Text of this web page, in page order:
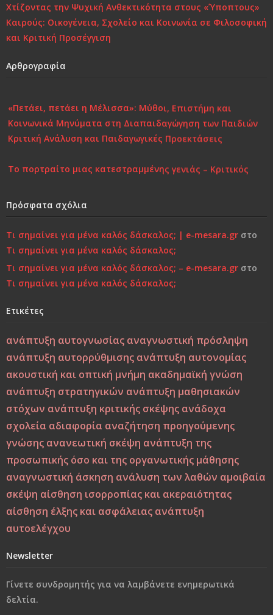
Χτίζοντας την Ψυχική Ανθεκτικότητα στους «Ύποπτους»
Καιρούς: Οικογένεια, Σχολείο και Κοινωνία σε Φιλοσοφική
και Κριτική Προσέγγιση
Αρθρογραφία
«Πετάει, πετάει η Μέλισσα»: Μύθοι, Επιστήμη και
Κοινωνικά Μηνύματα στη Διαπαιδαγώγηση των Παιδιών
Κριτική Ανάλυση και Παιδαγωγικές Προεκτάσεις
Το πορτραίτο μιας κατεστραμμένης γενιάς – Κριτικός
Σχολιασμός στη Σύγχρονη Πραγματικότητα
Επιστροφή στην Παιδικότητα “τώρα”..!
Κάτι τελειώνει, μέρα με τη μέρα… Μήπως είναι πια πολύ
αργά;»…
Χτίζοντας την Ψυχική Ανθεκτικότητα στους «Ύποπτους»
Φιλοσοφική και Κριτική Προσέγγιση
Εσύ φταις, φώναξε, εσύ!
Μεταξύ σφύρας και άκμονος. Η νεότητα της ελπίδας ως
ελπίδα των νέων
Από τη Βιοπαιδαγωγική στη Ζωοπαιδαγωγική;
Το δέντρο, το πουλί και τα φτερά: Η αλληγορία της
πίστης στον εαυτό στους ύποπτους καιρούς
Η Παιδεία και η Μάθηση υπό το Πρίσμα του Δημήτρη
Λιαντίνη – Ακαδημαϊκή και Υπαρξιακή Επανεξέταση
μορφές βίας που προμηνύουν το κακό
Στο διάβα της ζωής να φροντίσεις να παραμείνεις
άνθρωπος..!
Πρόσφατα σχόλια
Τι σημαίνει για μένα καλός δάσκαλος; | e-mesara.gr στο
Τι σημαίνει για μένα καλός δάσκαλος;
Τι σημαίνει για μένα καλός δάσκαλος; – e-mesara.gr στο
Τι σημαίνει για μένα καλός δάσκαλος;
Ετικέτες
ανάπτυξη αυτογνωσίας αναγνωστική πρόσληψη
ανάπτυξη αυτορρύθμισης ανάπτυξη αυτονομίας
ακουστική και οπτική μνήμη ακαδημαϊκή γνώση
ανάπτυξη στρατηγικών ανάπτυξη μαθησιακών
στόχων ανάπτυξη κριτικής σκέψης ανάδοχα
σχολεία αδιαφορία αναζήτηση προηγούμενης
γνώσης ανανεωτική σκέψη ανάπτυξη της
προσωπικής όσο και της οργανωτικής μάθησης
αναγνωστική άσκηση ανάλυση των λαθών αμοιβαία
σκέψη αίσθηση ισορροπίας και ακεραιότητας
αίσθηση έλξης και ασφάλειας ανάπτυξη
αυτοελέγχου
Newsletter
Γίνετε συνδρομητής για να λαμβάνετε ενημερωτικά
δελτία.